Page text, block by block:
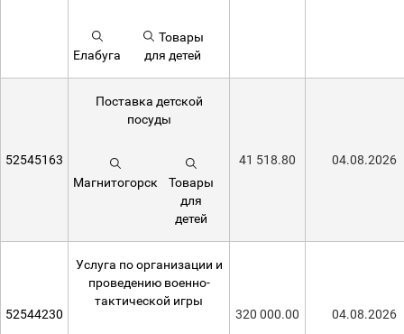
Елабуга
Товары
для детей
52545163
Поставка детской
посуды
Магнитогорск
Товары
для
детей
41 518.80 04.08.2026
52544230
Услуга по организации и
проведению военно-
тактической игры
320 000.00 04.08.2026